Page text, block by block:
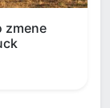
zmene